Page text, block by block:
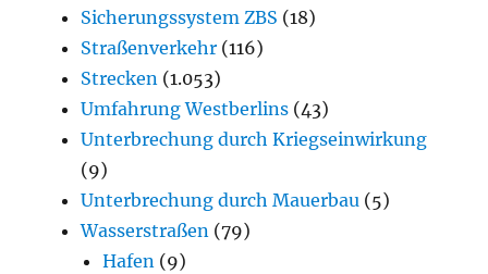
Sicherungssystem ZBS (18)
Straßenverkehr (116)
Strecken (1.053)
Umfahrung Westberlins (43)
Unterbrechung durch Kriegseinwirkung
(9)
Unterbrechung durch Mauerbau (5)
Wasserstraßen (79)
Hafen (9)